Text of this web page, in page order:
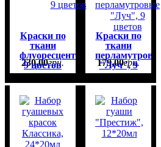
Краски по
ткани
флуоресцентные"Луч",
9 цветов
230,00грн.
Краски по
ткани
перламутровые
"Луч", 9
цветов
179,00грн.